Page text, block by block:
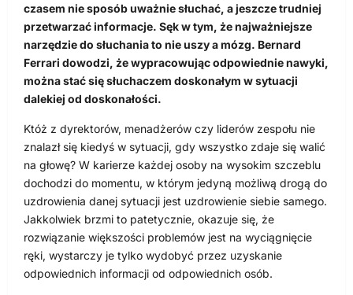
czasem nie sposób uważnie słuchać, a jeszcze trudniej
przetwarzać informacje. Sęk w tym, że najważniejsze
narzędzie do słuchania to nie uszy a mózg. Bernard
Ferrari dowodzi, że wypracowując odpowiednie nawyki,
można stać się słuchaczem doskonałym w sytuacji
dalekiej od doskonałości.
Któż z dyrektorów, menadżerów czy liderów zespołu nie
znalazł się kiedyś w sytuacji, gdy wszystko zdaje się walić
na głowę? W karierze każdej osoby na wysokim szczeblu
dochodzi do momentu, w którym jedyną możliwą drogą do
uzdrowienia danej sytuacji jest uzdrowienie siebie samego.
Jakkolwiek brzmi to patetycznie, okazuje się, że
rozwiązanie większości problemów jest na wyciągnięcie
ręki, wystarczy je tylko wydobyć przez uzyskanie
odpowiednich informacji od odpowiednich osób.